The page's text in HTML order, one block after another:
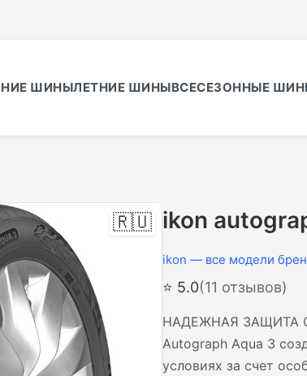
ШИНЫЛЕТНИЕ ШИНЫВСЕСЕЗОННЫЕ
🇷🇺 ikon
ikon — все модели
⭐ 5.0(11 отзывов)
НАДЕЖНАЯ ЗАЩИТА
Autograph Aqua 3
условиях за счет